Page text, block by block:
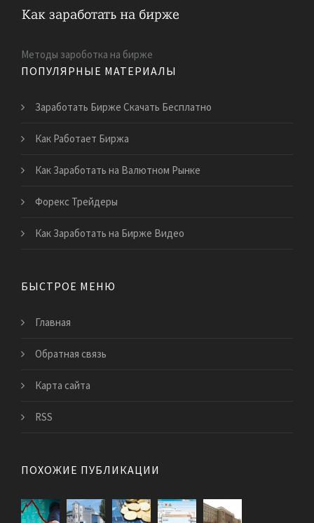
Методы зароботка на бирже
ПОПУЛЯРНЫЕ МАТЕРИАЛЫ
Заработать Бирже Скачать Бесплатно
Как Работает Биржа
Как Заработать на Валютном Рынке
Форекс Трейдеры
Как Заработать на Бирже Видео
БЫСТРОЕ МЕНЮ
Главная
Обратная связь
Карта сайта
RSS
ПОХОЖИЕ ПУБЛИКАЦИИ